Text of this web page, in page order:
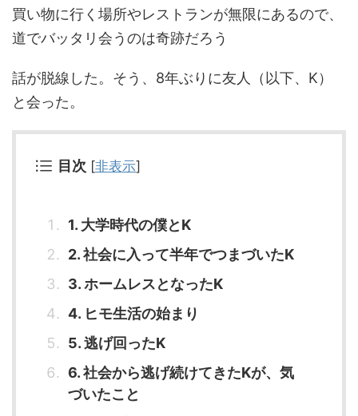
買い物に行く場所やレストランが無限にあるので、
道でバッタリ会うのは奇跡だろう
話が脱線した。そう、8年ぶりに友人（以下、K）
と会った。
目次 [非表示]
1. 大学時代の僕とK
2. 社会に入って半年でつまづいたK
3. ホームレスとなったK
4. ヒモ生活の始まり
5. 逃げ回ったK
6. 社会から逃げ続けてきたKが、気
づいたこと